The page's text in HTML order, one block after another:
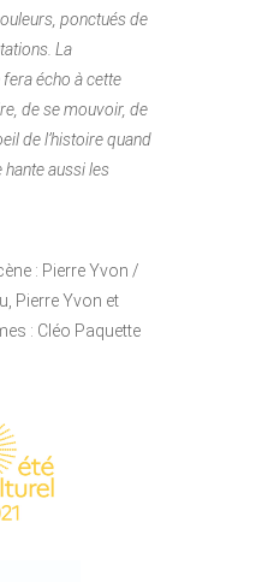
ponctués de
La
écho à cette
de se mouvoir, de
de l’histoire quand
hante aussi les
: Pierre Yvon /
Pierre Yvon et
: Cléo Paquette